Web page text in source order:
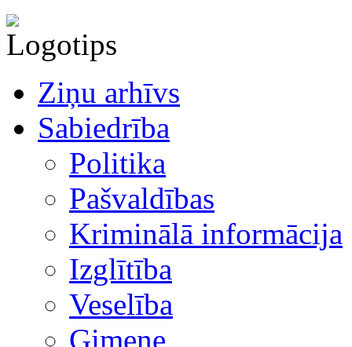
Ziņu arhīvs
Sabiedrība
Politika
Pašvaldības
Kriminālā informācija
Izglītība
Veselība
Ģimene